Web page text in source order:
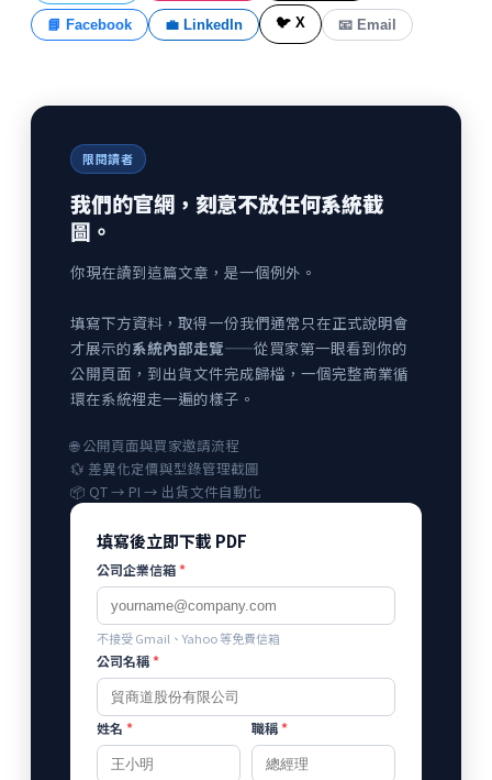
📘 Facebook 💼 LinkedIn 🐦 X 📧 Email
限閱讀者
我們的官網，刻意不放任何系統截
圖。
你現在讀到這篇文章，是一個例外。
填寫下方資料，取得一份我們通常只在正式說明會
才展示的系統內部走覽——從買家第一眼看到你的
公開頁面，到出貨文件完成歸檔，一個完整商業循
環在系統裡走一遍的樣子。
🌐 公開頁面與買家邀請流程
💱 差異化定價與型錄管理截圖
📦 QT → PI → 出貨文件自動化
填寫後立即下載 PDF
公司企業信箱*
不接受 Gmail、Yahoo 等免費信箱
公司名稱*
姓名 * 職稱*